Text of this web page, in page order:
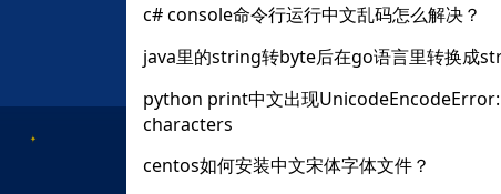
c# console命令行运行中文乱码怎么解决？
java里的string转byte后在go语言里转换成
python print中文出现
characters
centos如何安装中文宋体字体文件？